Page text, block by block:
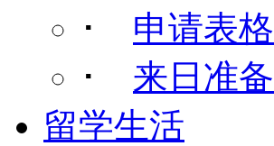
･ 申请表格
･ 来日准备
留学生活